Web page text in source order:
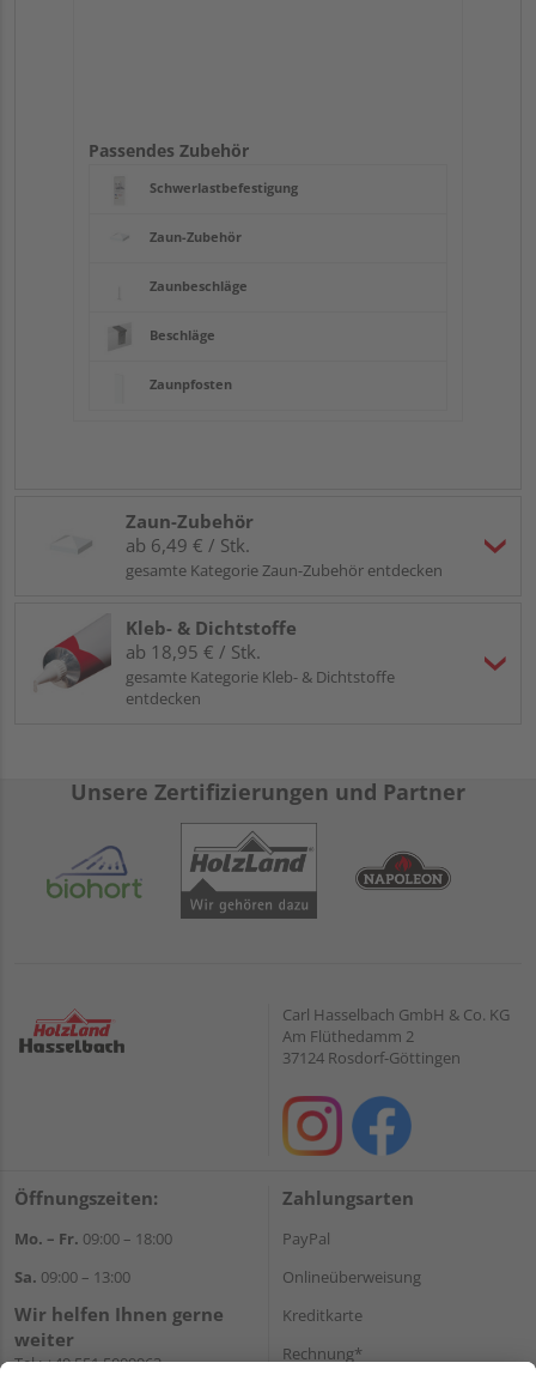
Passendes Zubehör
Schwerlastbefestigung
Zaun-Zubehör
Zaunbeschläge
Beschläge
Zaunpfosten
Zaun-Zubehör
ab 6,49 € / Stk.
gesamte Kategorie Zaun-Zubehör entdecken
Kleb- & Dichtstoffe
ab 18,95 € / Stk.
gesamte Kategorie Kleb- & Dichtstoffe
entdecken
Unsere Zertifizierungen und Partner
Carl Hasselbach GmbH & Co. KG
Am Flüthedamm 2
37124 Rosdorf-Göttingen
Öffnungszeiten:
Mo. – Fr. 09:00 – 18:00
Sa. 09:00 – 13:00
Wir helfen Ihnen gerne
weiter
Tel.:+49 551 5009963
Zahlungsarten
PayPal
Onlineüberweisung
Kreditkarte
Rechnung*